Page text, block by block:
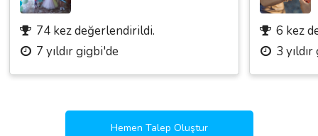
74 kez değerlendirildi.
7 yıldır gigbi'de
6 kez
3
Hemen Talep Oluştur